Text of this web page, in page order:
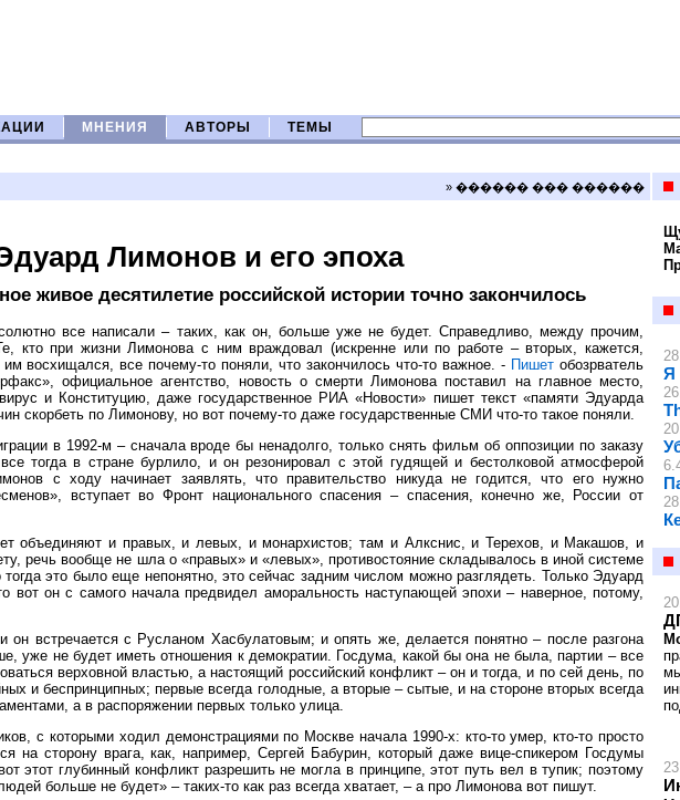
МНЕНИЯ АВТОРЫ ТЕМЫ
» ������ ��� ������
Лимонов и его эпоха
живое десятилетие российской истории точно закончилось
все написали – таких, как он, больше уже не будет. Справедливо, между прочим,
кто при жизни Лимонова с ним враждовал (искренне или по работе – вторых, кажется,
восхищался, все почему-то поняли, что закончилось что-то важное. - Пишет обозрватель
официальное агентство, новость о смерти Лимонова поставил на главное место,
и Конституцию, даже государственное РИА «Новости» пишет текст «памяти Эдуарда
скорбеть по Лимонову, но вот почему-то даже государственные СМИ что-то такое поняли.
в 1992-м – сначала вроде бы ненадолго, только снять фильм об оппозиции по заказу
тогда в стране бурлило, и он резонировал с этой гудящей и бестолковой атмосферой
с ходу начинает заявлять, что правительство никуда не годится, что его нужно
вступает во Фронт национального спасения – спасения, конечно же, России от
объединяют и правых, и левых, и монархистов; там и Алкснис, и Терехов, и Макашов, и
речь вообще не шла о «правых» и «левых», противостояние складывалось в иной системе
это было еще непонятно, это сейчас задним числом можно разглядеть. Только Эдуард
вот он с самого начала предвидел аморальность наступающей эпохи – наверное, потому,
он встречается с Русланом Хасбулатовым; и ⁠опять же, делается понятно ⁠– после разгона
уже не будет иметь отношения к демократии. Госдума, какой бы ⁠она не была, партии – все
верховной властью, а настоящий российский конфликт – он и тогда, и по сей день, по
и беспринципных; первые всегда голодные, а вторые – сытые, и на стороне вторых всегда
а в распоряжении первых только улица.
с которыми ходил демонстрациями по Москве начала 1990-х: кто-то умер, кто-то просто
на сторону врага, как, например, Сергей Бабурин, который даже вице-спикером Госдумы
этот глубинный конфликт разрешить не могла в принципе, этот путь вел в тупик; поэтому
больше не будет» – таких-то как раз всегда хватает, – а про Лимонова вот пишут.
Я